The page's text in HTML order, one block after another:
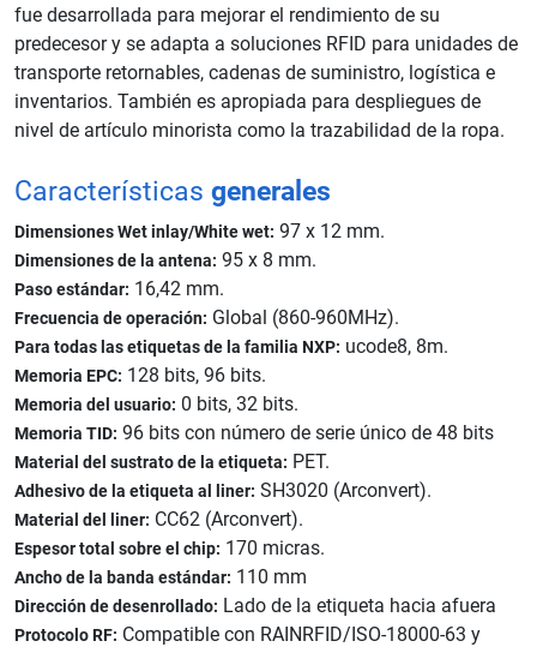
fue desarrollada para mejorar el rendimiento de su
predecesor y se adapta a soluciones RFID para unidades de
transporte retornables, cadenas de suministro, logística e
inventarios. También es apropiada para despliegues de
nivel de artículo minorista como la trazabilidad de la ropa.
Características generales
Dimensiones Wet inlay/White wet: 97 x 12 mm.
Dimensiones de la antena: 95 x 8 mm.
Paso estándar: 16,42 mm.
Frecuencia de operación: Global (860-960MHz).
Para todas las etiquetas de la familia NXP: ucode8, 8m.
Memoria EPC: 128 bits, 96 bits.
Memoria del usuario: 0 bits, 32 bits.
Memoria TID: 96 bits con número de serie único de 48 bits
Material del sustrato de la etiqueta: PET.
Adhesivo de la etiqueta al liner: SH3020 (Arconvert).
Material del liner: CC62 (Arconvert).
Espesor total sobre el chip: 170 micras.
Ancho de la banda estándar: 110 mm
Dirección de desenrollado: Lado de la etiqueta hacia afuera
Protocolo RF: Compatible con RAINRFID/ISO-18000-63 y